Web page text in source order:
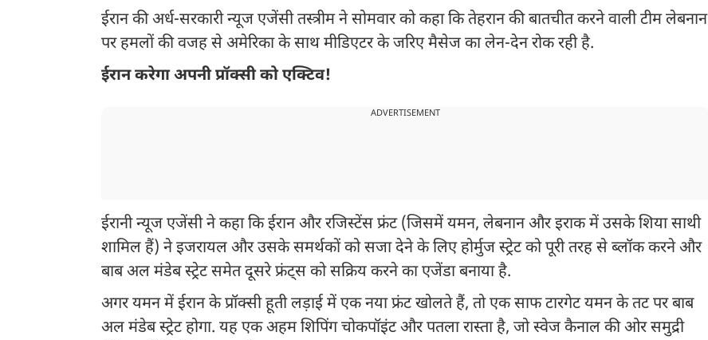
ईरान की अर्ध-सरकारी न्यूज एजेंसी तस्त्रीम ने सोमवार को कहा कि तेहरान की बातचीत करने वाली टीम लेबनान
पर हमलों की वजह से अमेरिका के साथ मीडिएटर के जरिए मैसेज का लेन-देन रोक रही है.
ईरान करेगा अपनी प्रॉक्सी को एक्टिव!
ADVERTISEMENT
ईरानी न्यूज एजेंसी ने कहा कि ईरान और रजिस्टेंस फ्रंट (जिसमें यमन, लेबनान और इराक में उसके शिया साथी
शामिल हैं) ने इजरायल और उसके समर्थकों को सजा देने के लिए होर्मुज स्ट्रेट को पूरी तरह से ब्लॉक करने और
बाब अल मंडेब स्ट्रेट समेत दूसरे फ्रंट्स को सक्रिय करने का एजेंडा बनाया है.
अगर यमन में ईरान के प्रॉक्सी हूती लड़ाई में एक नया फ्रंट खोलते हैं, तो एक साफ टारगेट यमन के तट पर बाब
अल मंडेब स्ट्रेट होगा. यह एक अहम शिपिंग चोकपॉइंट और पतला रास्ता है, जो स्वेज कैनाल की ओर समुद्री